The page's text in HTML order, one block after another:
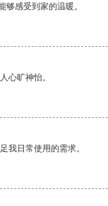
感受到家的温暖。
心旷神怡。
我日常使用的需求。